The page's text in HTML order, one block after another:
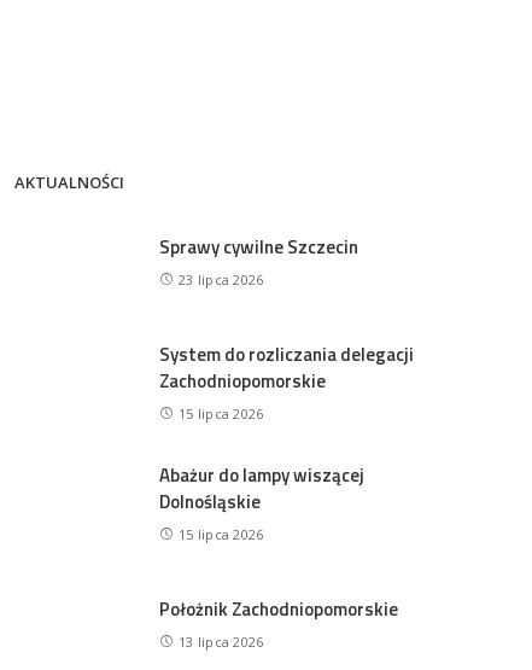
AKTUALNOŚCI
Sprawy cywilne Szczecin
23 lipca 2026
System do rozliczania delegacji
Zachodniopomorskie
15 lipca 2026
Abażur do lampy wiszącej
Dolnośląskie
15 lipca 2026
Położnik Zachodniopomorskie
13 lipca 2026